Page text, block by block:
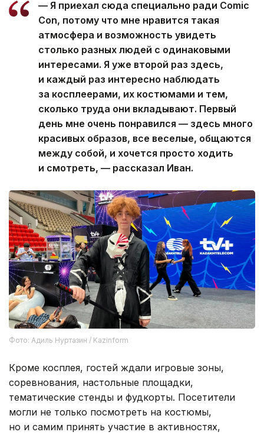
— Я приехал сюда специально ради Comic
Con, потому что мне нравится такая
атмосфера и возможность увидеть
столько разных людей с одинаковыми
интересами. Я уже второй раз здесь,
и каждый раз интересно наблюдать
за косплеерами, их костюмами и тем,
сколько труда они вкладывают. Первый
день мне очень понравился — здесь много
красивых образов, все веселые, общаются
между собой, и хочется просто ходить
и смотреть, — рассказал Иван.
Фото: Адиль Нуртазин / Kazinform
Кроме косплея, гостей ждали игровые зоны,
соревнования, настольные площадки,
тематические стенды и фудкорты. Посетители
могли не только посмотреть на костюмы,
но и самим принять участие в активностях,